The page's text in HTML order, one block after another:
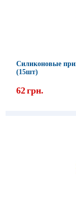
Силиконовые
(15шт)
62грн.